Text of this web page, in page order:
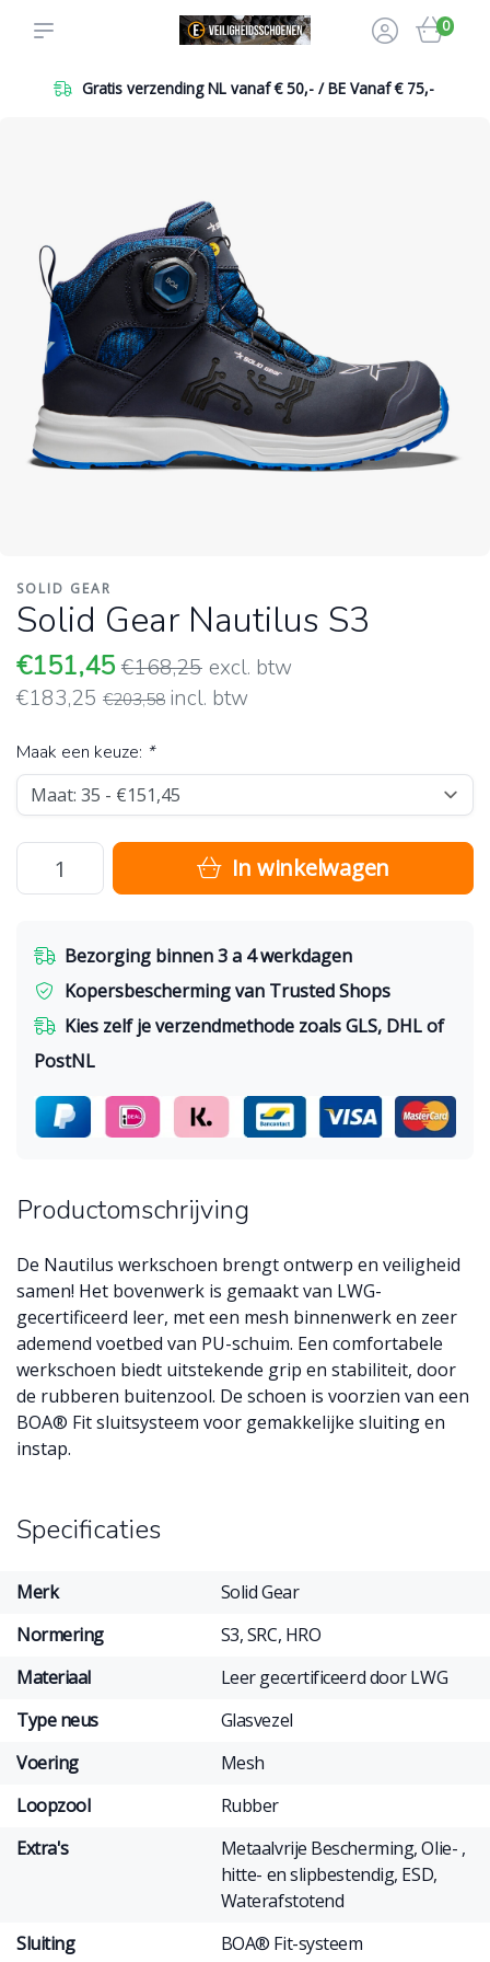
0
Gratis verzending NL vanaf € 50,- / BE Vanaf € 75,-
SOLID GEAR
Solid Gear Nautilus S3
€151,45 €168,25 excl. btw
€183,25 €203,58 incl. btw
Maak een keuze: *
In winkelwagen
Bezorging binnen 3 a 4 werkdagen
Kopersbescherming van Trusted Shops
Kies zelf je verzendmethode zoals GLS, DHL of
PostNL
Productomschrijving
De Nautilus werkschoen brengt ontwerp en veiligheid
samen! Het bovenwerk is gemaakt van LWG-
gecertificeerd leer, met een mesh binnenwerk en zeer
ademend voetbed van PU-schuim. Een comfortabele
werkschoen biedt uitstekende grip en stabiliteit, door
de rubberen buitenzool. De schoen is voorzien van een
BOA® Fit sluitsysteem voor gemakkelijke sluiting en
instap.
Specificaties
Merk
Solid Gear
Normering
S3, SRC, HRO
Materiaal
Leer gecertificeerd door LWG
Type neus
Glasvezel
Voering
Mesh
Loopzool
Rubber
Extra's
Metaalvrije Bescherming, Olie- ,
hitte- en slipbestendig, ESD,
Waterafstotend
Sluiting
BOA® Fit-systeem